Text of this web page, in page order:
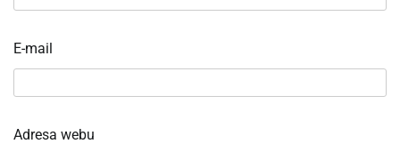
E-mail
Adresa webu